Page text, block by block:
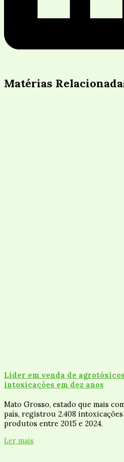
Matérias
Líder em venda de
intoxicações em dez anos
Mato Grosso, estado que mais
país, registrou 2.408
produtos entre 2015 e 2024.
Ler mais